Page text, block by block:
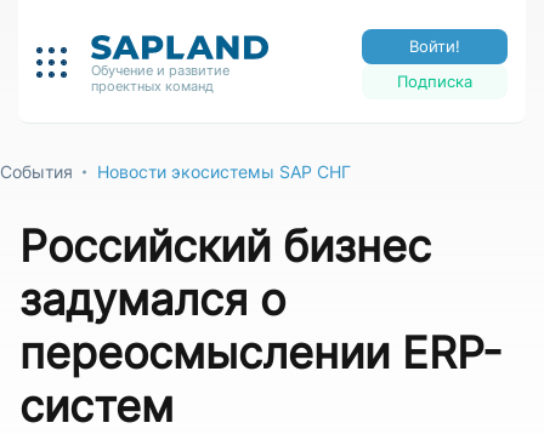
Обучение и развитие
проектных команд
Подписка
Войти!
События Новости экосистемы SAP СНГ
Российский бизнес
задумался о
переосмыслении ERP-
систем